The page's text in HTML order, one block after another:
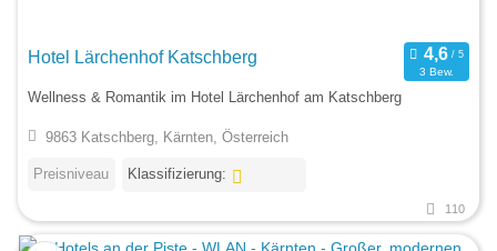
Hotel Lärchenhof Katschberg
3 Bew.
Wellness & Romantik im Hotel Lärchenhof am Katschberg
9863 Katschberg, Kärnten, Österreich
Preisniveau Klassifizierung:
110